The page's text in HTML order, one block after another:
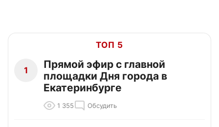
ТОП 5
1
Прямой эфир с главной
площадки Дня города в
Екатеринбурге
1 355 Обсудить